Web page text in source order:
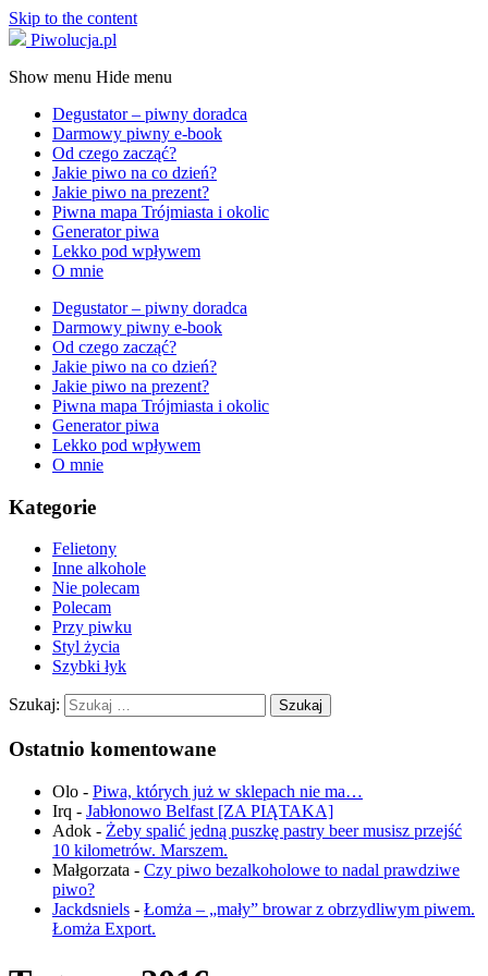
Skip to the content
Piwolucja.pl
Show menu Hide menu
Degustator – piwny doradca
Darmowy piwny e-book
Od czego zacząć?
Jakie piwo na co dzień?
Jakie piwo na prezent?
Piwna mapa Trójmiasta i okolic
Generator piwa
Lekko pod wpływem
O mnie
Degustator – piwny doradca
Darmowy piwny e-book
Od czego zacząć?
Jakie piwo na co dzień?
Jakie piwo na prezent?
Piwna mapa Trójmiasta i okolic
Generator piwa
Lekko pod wpływem
O mnie
Kategorie
Felietony
Inne alkohole
Nie polecam
Polecam
Przy piwku
Styl życia
Szybki łyk
Szukaj:
Ostatnio komentowane
Olo - Piwa, których już w sklepach nie ma…
Irq - Jabłonowo Belfast [ZA PIĄTAKA]
Adok - Żeby spalić jedną puszkę pastry beer musisz przejść
10 kilometrów. Marszem.
Małgorzata - Czy piwo bezalkoholowe to nadal prawdziwe
piwo?
Jackdsniels - Łomża – „mały” browar z obrzydliwym piwem.
Łomża Export.